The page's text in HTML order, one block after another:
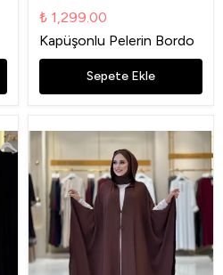
₺ 1,299.00
Kapüşonlu Pelerin Bordo
Sepete Ekle